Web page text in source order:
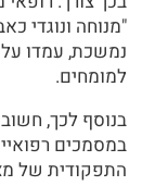
"מנוחה ונוגדי
נמשכת, עמדו על
למומחים.
בנוסף לכך,
במסמכים
התפקודית של